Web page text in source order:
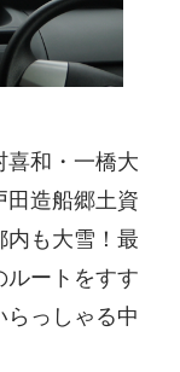
喜和・一橋大
田造船郷土資
内も大雪！最
ルートをすす
らっしゃる中